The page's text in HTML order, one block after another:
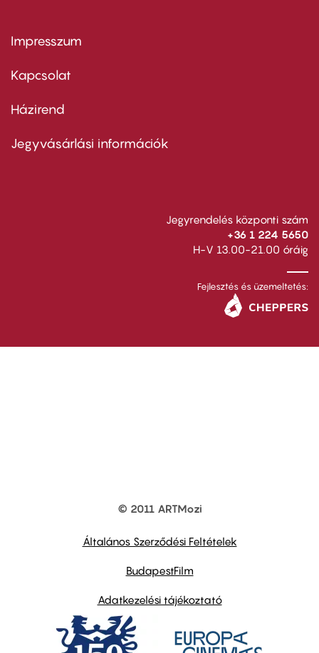
Footer
first
Impresszum
Kapcsolat
Footer
second
Házirend
Jegyvásárlási információk
Jegyrendelés központi szám
+36 1 224 5650
H-V 13.00-21.00 óráig
Fejlesztés és üzemeltetés:
© 2011 ARTMozi
Általános Szerződési Feltételek
BudapestFilm
Adatkezelési tájékoztató